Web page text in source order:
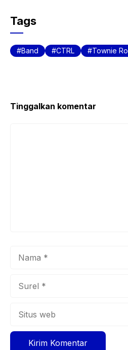
c
e
b
A
Tags
Band CTRL Townie
Tinggalkan komentar